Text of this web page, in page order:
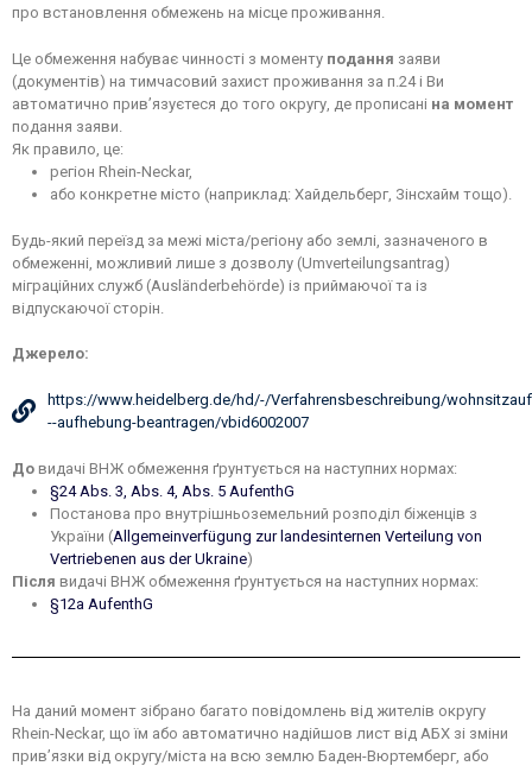
про встановлення обмежень на місце проживання.
Це обмеження набуває чинності з моменту подання заяви
(документів) на тимчасовий захист проживання за п.24 і Ви
автоматично прив’язуєтеся до того округу, де прописані на момент
подання заяви.
Як правило, це:
регіон Rhein-Neckar,
або конкретне місто (наприклад: Хайдельберг, Зінсхайм тощо).
Будь-який переїзд за межі міста/регіону або землі, зазначеного в
обмеженні, можливий лише з дозволу (Umverteilungsantrag)
міграційних служб (Ausländerbehörde) із приймаючої та із
відпускаючої сторін.
Джерело:
https://www.heidelberg.de/hd/-/Verfahrensbeschreibung/
--aufhebung-beantragen/vbid6002007
До видачі ВНЖ обмеження ґрунтується на наступних нормах:
§24 Abs. 3, Abs. 4, Abs. 5 AufenthG
Постанова про внутрішньоземельний розподіл біженців з
України (Allgemeinverfügung zur landesinternen Verteilung von
Vertriebenen aus der Ukraine)
Після видачі ВНЖ обмеження ґрунтується на наступних нормах:
§12a AufenthG
На даний момент зібрано багато повідомлень від жителів округу
Rhein-Neckar, що їм або автоматично надійшов лист від АБХ зі зміни
прив’язки від округу/міста на всю землю Баден-Вюртемберг, або